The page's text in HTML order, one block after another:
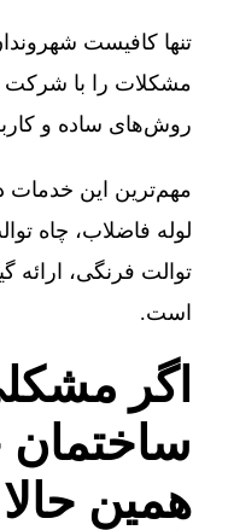
تنها کافیست
مشکلات را با شرکت
روش‌های ساده و
مهم‌ترین این خدمات
لوله فاضلاب، چاه
توالت فرنگی، ارائه
است.
اگر
ساختمان
همین